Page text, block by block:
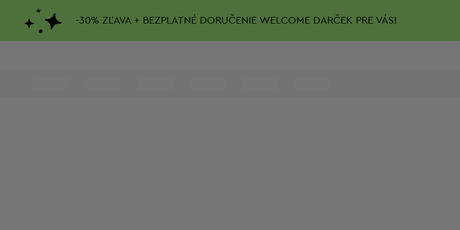
-30% ZĽAVA + BEZPLATNÉ DORUČENIE WELCOME DARČEK PRE VÁS!